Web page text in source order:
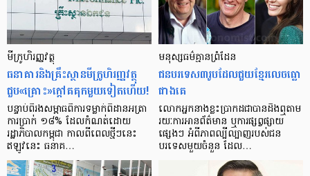
មីក្រូ​ហិរញ្ញវត្ថុ
ធនាគារ​និង​គ្រឹះស្ថាន​មីក្រូ​ហិរញ្ញវត្ថុ​
ជួប«គ្រោះ»ក្តៅ​គគុក​មួយ​ទៀត​ហើយ!
បន្ទាប់​ពី​រង​សម្ពាធ​​ពី​ការ​ទម្លាក់​ពិដាន​អត្រា​
ការ​ប្រាក់ ១៨​% ដែល​កំណត់​ដោយ​
រដ្ឋាភិបាល​កម្ពុជា កាល​ពី​ពេល​ថ្មីៗ​នេះ
ឥឡូវ​នេះ ធនាគ…
មនុស្ស​ធម៌​គ្មាន​ព្រំដែន
ជន​បរទេស​៣​រូប​ដែល​ជួយ​ខ្មែរ​លេច​ធ្លោ​
ជាង​គេ
លោកអ្នក​នាង​ខ្លះ​ប្រាកដ​ជា​បាន​​ដឹង​ឮ​តាម​
រយៈ​ការ​អាន​ព័ត៌មាន ឬ​ការ​ផ្សព្វផ្សាយ​
ផ្សេងៗ អំពី​ភាព​ល្បីល្បាញ​របស់​ជន​
បរទេស​មួយ​ចំនួន ដែល…